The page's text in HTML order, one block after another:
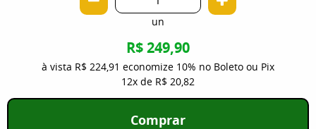
un
R$ 249,90
à vista R$ 224,91 economize 10% no Boleto ou Pix
12x de R$ 20,82
Comprar